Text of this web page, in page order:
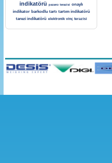
indikatörü
pazarcı terazisi onaylı
indikator barkodlu tartı tartım indikatörü
tarezi indikatörü elektronik vinç terazisi